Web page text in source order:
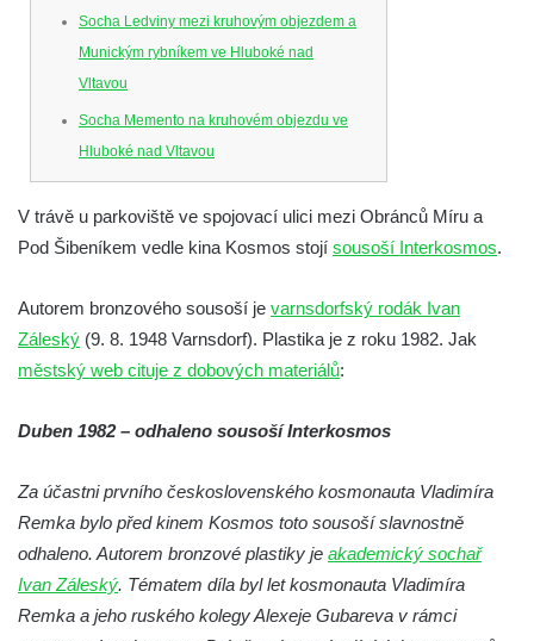
Socha Ledviny mezi kruhovým objezdem a
Munickým rybníkem ve Hluboké nad
Vltavou
Socha Memento na kruhovém objezdu ve
Hluboké nad Vltavou
Socha Chalikotérium v ZOO Hluboká
Socha Smilodon v ZOO Hluboká
Socha Koroun bezzubý v ZOO Hluboká
Socha Plejtvák obrovský v ZOO Hluboká
Socha Medvěd jeskynní v ZOO Hluboká
Socha Orel v ZOO Hluboká
Socha Vydry si hrají v ZOO Hluboká
Socha Přátelství v ZOO Hluboká
Socha Matka příroda v ZOO Hluboká
Socha Lišky v ZOO Hluboká
V trávě u parkoviště ve spojovací ulici mezi Obránců Míru a
Pod Šibeníkem vedle kina Kosmos stojí sousoší Interkosmos.
Autorem bronzového sousoší je varnsdorfský rodák Ivan
Záleský (9. 8. 1948 Varnsdorf). Plastika je z roku 1982. Jak
městský web cituje z dobových materiálů:
Duben 1982 – odhaleno sousoší Interkosmos
Za účastni prvního československého kosmonauta Vladimíra
Remka bylo před kinem Kosmos toto sousoší slavnostně
odhaleno. Autorem bronzové plastiky je akademický sochař
Ivan Záleský. Tématem díla byl let kosmonauta Vladimíra
Remka a jeho ruského kolegy Alexeje Gubareva v rámci